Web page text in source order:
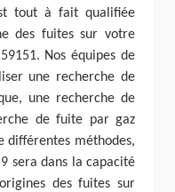
tout à fait qualifiée
des fuites sur votre
Nos équipes de
une recherche de
une recherche de
de fuite par gaz
différentes méthodes,
sera dans la capacité
des fuites sur